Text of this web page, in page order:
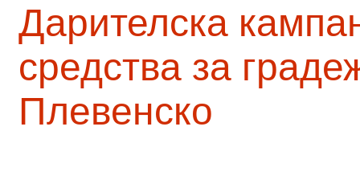
Дарителска
средства за
Плевенско